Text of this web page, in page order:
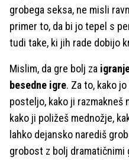
grobega seksa, ne misli
primer to, da bi jo tepel s
tudi take, ki jih rade dobijo
Mislim, da gre bolj za
besedne igre. Za to, kako
posteljo, kako ji razmakneš
kako ji poližeš mednožje,
lahko dejansko narediš
grobost z bolj dramatičnimi